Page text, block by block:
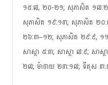
១៥:៧, ២០-២១; សុភាសិត ១៧:
សុភាសិត ១៩:១៣; សុភាសិត ២
២៦:៣–១២; សុភាសិត ២៩:៩, ១១
សាស្តា ៥:៣; សាស្តា ៧:៩; សា
២៧; ម៉ាថាយ ២៣:១៧; ទីតុស ៣